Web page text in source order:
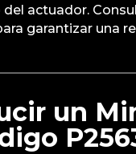
actuador.
garantizar una
un